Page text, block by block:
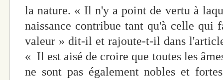
la nature. « Il n'y a point de vertu à
naissance contribue tant qu'à celle qui
valeur » dit-il et rajoute-t-il dans
« Il est aisé de croire que toutes les
ne sont pas également nobles et